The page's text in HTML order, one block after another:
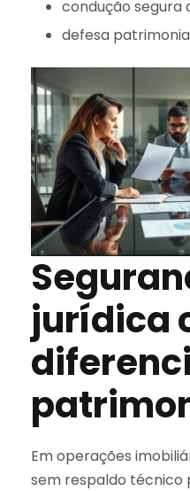
condução segura
defesa
jurídica
Em operações
sem respaldo técnico